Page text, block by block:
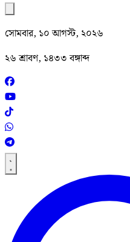
সোমবার, ১০ আগস্ট, ২০২৬
২৬ শ্রাবণ, ১৪৩৩ বঙ্গাব্দ